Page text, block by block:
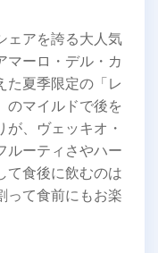
ェアを誇る大人気
マーロ・デル・カ
た夏季限定の「レ
のマイルドで後を
、ヴェッキオ・
ルーティさやハー
て食後に飲むのは
って食前にもお楽